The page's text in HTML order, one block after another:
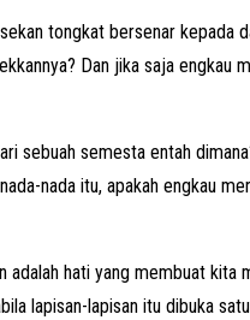
tongkat bersenar kepada
Dan jika saja engkau
sebuah semesta entah
nada itu, apakah engkau
hati yang membuat kita
lapisan-lapisan itu dibuka